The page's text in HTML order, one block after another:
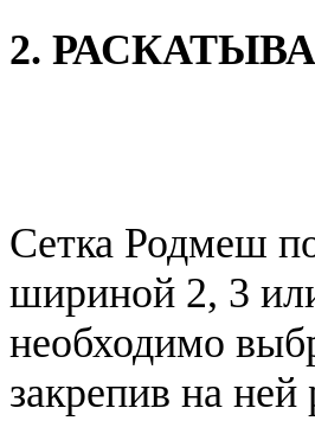
2.
Сетка Родмеш
шириной 2, 3
необходимо
закрепив на ней